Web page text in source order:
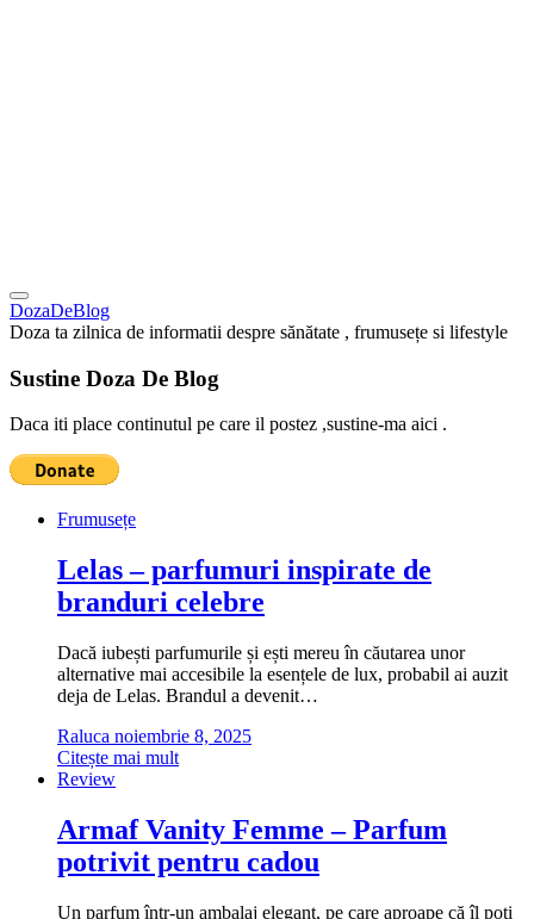
DozaDeBlog
Doza ta zilnica de informatii despre sănătate , frumusețe si lifestyle
Sustine Doza De Blog
Daca iti place continutul pe care il postez ,sustine-ma aici .
Frumusețe
Lelas – parfumuri inspirate de
branduri celebre
Dacă iubești parfumurile și ești mereu în căutarea unor
alternative mai accesibile la esențele de lux, probabil ai auzit
deja de Lelas. Brandul a devenit…
Raluca noiembrie 8, 2025
Citește mai mult
Review
Armaf Vanity Femme – Parfum
potrivit pentru cadou
Un parfum într-un ambalaj elegant, pe care aproape că îl poți